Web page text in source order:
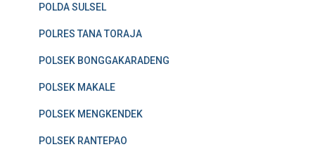
POLDA SULSEL
POLRES TANA TORAJA
POLSEK BONGGAKARADENG
POLSEK MAKALE
POLSEK MENGKENDEK
POLSEK RANTEPAO